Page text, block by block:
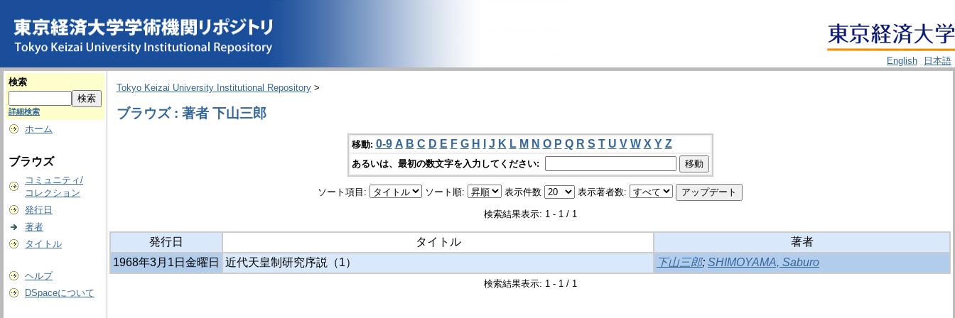
English
日本語
検索
詳細検索
ホーム
ブラウズ
コミュニティ/
コレクション
発行日
著者
タイトル
ヘルプ
DSpaceについて
Tokyo Keizai University Institutional Repository >
ブラウズ : 著者 下山三郎
移動: 0-9 A B C D E F G H J K L M N O P Q R S T U V W X Y Z
あるいは、最初の数文字を入力してください:
ソート項目: ソート順: 表示件数 表示著者数:
検索結果表示: 1 - 1 / 1
発行日 タイトル
著者
1968年3月1日金曜日
近代天皇制研究序説（1） 下山三郎; SHIMOYAMA, Saburo
検索結果表示: 1 - 1 / 1